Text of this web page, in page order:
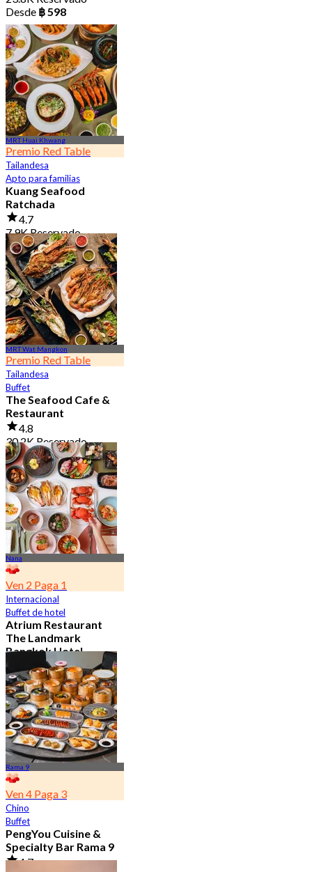
Desde ฿ 598
MRT Huai Khwang
Premio Red Table
Tailandesa
Apto para familias
Kuang Seafood
Ratchada
4.7
7.9K Reservado
Desde฿ 950
MRT Wat Mangkon
Premio Red Table
Tailandesa
Buffet
The Seafood Cafe &
Restaurant
4.8
30.2K Reservado
Desde฿ 645
Nana
Ven 2 Paga 1
Internacional
Buffet de hotel
Atrium Restaurant
The Landmark
Bangkok Hotel
4.6
10.7K Reservado
Desde฿ 495
Rama 9
Ven 4 Paga 3
Chino
Buffet
PengYou Cuisine &
Specialty Bar Rama 9
4.7